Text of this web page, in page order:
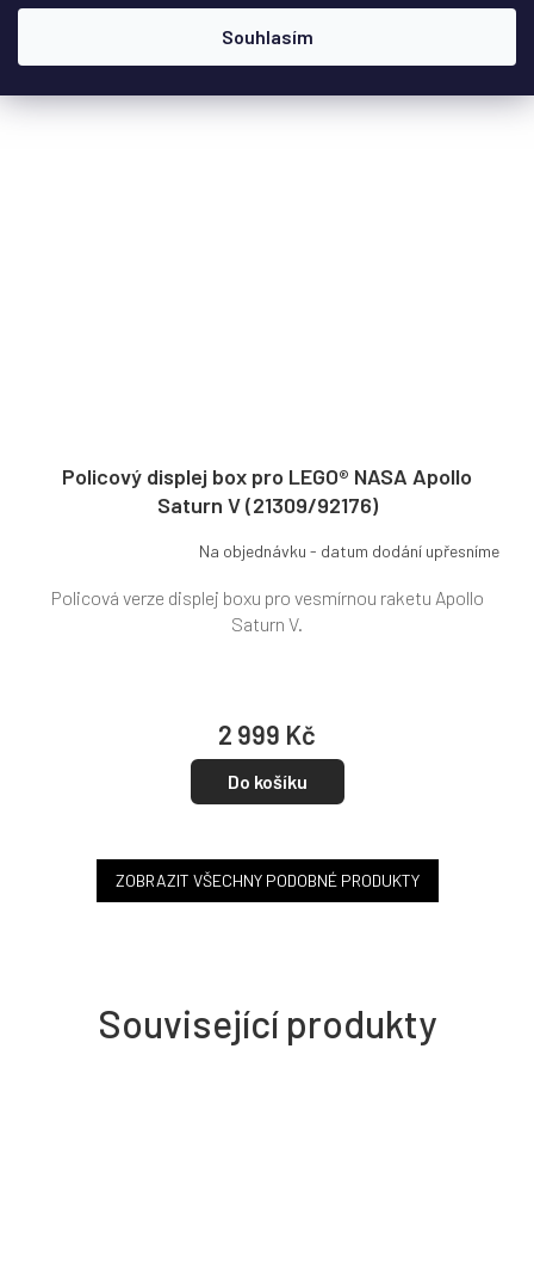
Souhlasím
Související produkty
Do košíku
Policový displej box pro LEGO® NASA Apollo
Saturn V (21309/92176)
Na objednávku - datum dodání upřesníme
2 999 Kč
Do košíku
Policová verze displej boxu pro vesmírnou raketu Apollo
Saturn V.
ZOBRAZIT VŠECHNY PODOBNÉ PRODUKTY